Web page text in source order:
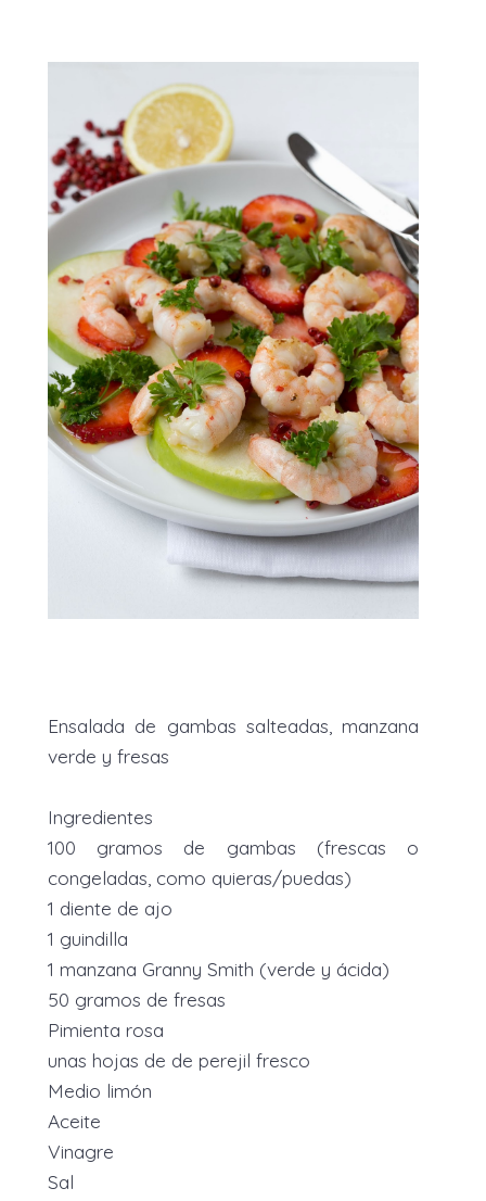
Ensalada de gambas salteadas, manzana
verde y fresas
Ingredientes
100 gramos de gambas (frescas o
congeladas, como quieras/puedas)
1 diente de ajo
1 guindilla
1 manzana Granny Smith (verde y ácida)
50 gramos de fresas
Pimienta rosa
unas hojas de de perejil fresco
Medio limón
Aceite
Vinagre
Sal